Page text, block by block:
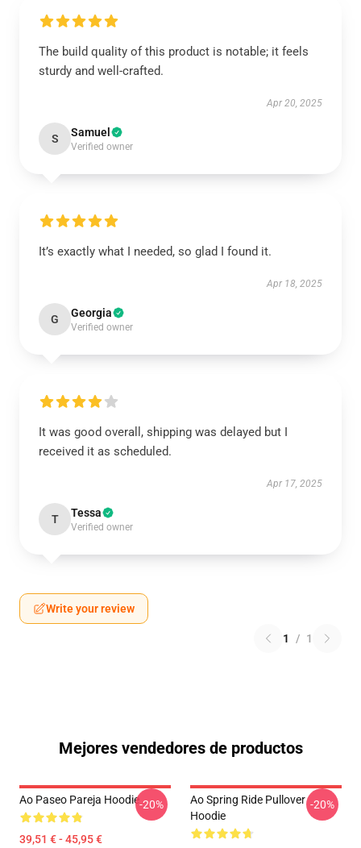
The build quality of this product is notable; it feels
sturdy and well-crafted.
Apr 20, 2025
S Samuel
Verified owner
It’s exactly what I needed, so glad I found it.
Apr 18, 2025
G Georgia
Verified owner
It was good overall, shipping was delayed but I
received it as scheduled.
Apr 17, 2025
T Tessa
Verified owner
Write your review
1 / 1
Mejores vendedores de productos
Ao Paseo Pareja Hoodie
39,51 € - 45,95 €
-20%
Ao Spring Ride Pullover
Hoodie
-20%